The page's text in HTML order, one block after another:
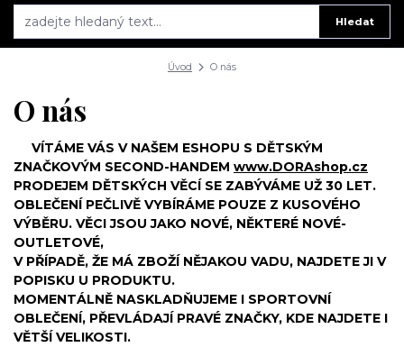
Hledat
Úvod O nás
O nás
VÍTÁME VÁS V NAŠEM ESHOPU S DĚTSKÝM
ZNAČKOVÝM SECOND-HANDEM www.DORAshop.cz
PRODEJEM DĚTSKÝCH VĚCÍ SE ZABÝVÁME UŽ 30 LET.
OBLEČENÍ PEČLIVĚ VYBÍRÁME POUZE Z KUSOVÉHO
VÝBĚRU. VĚCI JSOU JAKO NOVÉ, NĚKTERÉ NOVÉ-
OUTLETOVÉ,
V PŘÍPADĚ, ŽE MÁ ZBOŽÍ NĚJAKOU VADU, NAJDETE JI V
POPISKU U PRODUKTU.
MOMENTÁLNĚ NASKLADŇUJEME I SPORTOVNÍ
OBLEČENÍ, PŘEVLÁDAJÍ PRAVÉ ZNAČKY, KDE NAJDETE I
VĚTŠÍ VELIKOSTI.